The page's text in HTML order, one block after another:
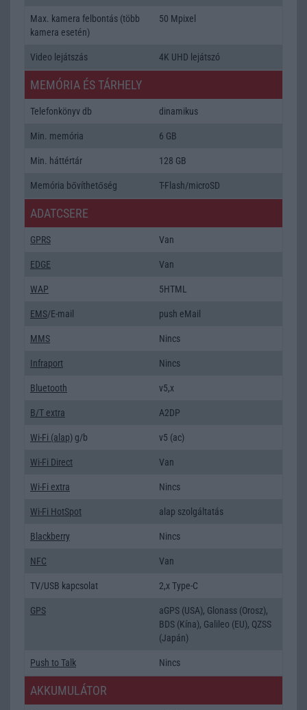
Max. kamera felbontás (több
kamera esetén)
50 Mpixel
Video lejátszás 4K UHD lejátszó
MEMÓRIA ÉS TÁRHELY
Telefonkönyv db dinamikus
Min. memória 6 GB
Min. háttértár 128 GB
Memória bővíthetőség T-Flash/microSD
ADATCSERE
GPRS Van
EDGE Van
WAP 5HTML
EMS/E-mail push eMail
MMS Nincs
Infraport Nincs
Bluetooth v5,x
B/T extra A2DP
Wi-Fi (alap) g/b v5 (ac)
Wi-Fi Direct Van
Wi-Fi extra Nincs
Wi-Fi HotSpot alap szolgáltatás
Blackberry Nincs
NFC Van
TV/USB kapcsolat 2,x Type-C
GPS
aGPS (USA), Glonass (Orosz),
BDS (Kína), Galileo (EU), QZSS
(Japán)
Push to Talk Nincs
AKKUMULÁTOR